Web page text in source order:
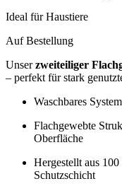
Ideal für Haustiere
Auf Bestellung
Unserzweiteiliger
– perfekt für stark
Waschbares
Flachgewebte
Oberfläche
Hergestellt aus
Schutzschicht